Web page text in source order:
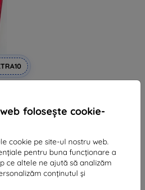
folosește cookie-
cookie pe site-ul nostru web.
pentru buna funcționare a
ce altele ne ajută să analizăm
conținutul și
roșie